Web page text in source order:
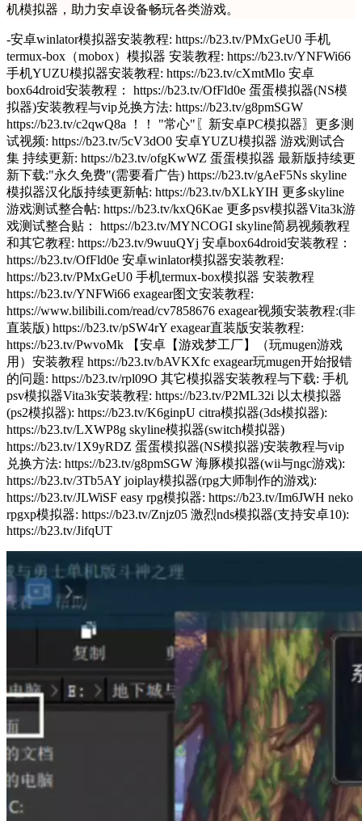
机模拟器，助力安卓设备畅玩各类游戏。
-安卓winlator模拟器安装教程: https://b23.tv/PMxGeU0 手机
termux-box（mobox）模拟器 安装教程: https://b23.tv/YNFWi66
手机YUZU模拟器安装教程: https://b23.tv/cXmtMlo 安卓
box64droid安装教程： https://b23.tv/OfFld0e 蛋蛋模拟器(NS模
拟器)安装教程与vip兑换方法: https://b23.tv/g8pmSGW
https://b23.tv/c2qwQ8a ！！ "常心"〖新安卓PC模拟器〗更多测
试视频: https://b23.tv/5cV3dO0 安卓YUZU模拟器 游戏测试合
集 持续更新: https://b23.tv/ofgKwWZ 蛋蛋模拟器 最新版持续更
新下载:"永久免费"(需要看广告) https://b23.tv/gAeF5Ns skyline
模拟器汉化版持续更新帖: https://b23.tv/bXLkYIH 更多skyline
游戏测试整合帖: https://b23.tv/kxQ6Kae 更多psv模拟器Vita3k游
戏测试整合贴： https://b23.tv/MYNCOGI skyline简易视频教程
和其它教程: https://b23.tv/9wuuQYj 安卓box64droid安装教程：
https://b23.tv/OfFld0e 安卓winlator模拟器安装教程:
https://b23.tv/PMxGeU0 手机termux-box模拟器 安装教程
https://b23.tv/YNFWi66 exagear图文安装教程:
https://www.bilibili.com/read/cv7858676 exagear视频安装教程:(非
直装版) https://b23.tv/pSW4rY exagear直装版安装教程:
https://b23.tv/PwvoMk 【安卓【游戏梦工厂】（玩mugen游戏
用）安装教程 https://b23.tv/bAVKXfc exagear玩mugen开始报错
的问题: https://b23.tv/rpl09O 其它模拟器安装教程与下载: 手机
psv模拟器Vita3k安装教程: https://b23.tv/P2ML32i 以太模拟器
(ps2模拟器): https://b23.tv/K6ginpU citra模拟器(3ds模拟器):
https://b23.tv/LXWP8g skyline模拟器(switch模拟器)
https://b23.tv/1X9yRDZ 蛋蛋模拟器(NS模拟器)安装教程与vip
兑换方法: https://b23.tv/g8pmSGW 海豚模拟器(wii与ngc游戏):
https://b23.tv/3Tb5AY joiplay模拟器(rpg大师制作的游戏):
https://b23.tv/JLWiSF easy rpg模拟器: https://b23.tv/Im6JWH neko
rpgxp模拟器: https://b23.tv/Znjz05 激烈nds模拟器(支持安卓10):
https://b23.tv/JifqUT